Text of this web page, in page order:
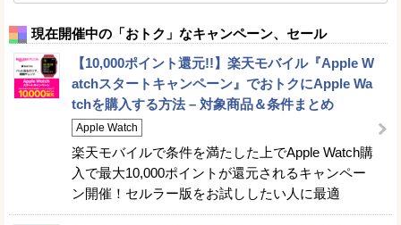
現在開催中の「おトク」なキャンペーン、セール
【10,000ポイント還元!!】楽天モバイル『Apple W
atchスタートキャンペーン』でおトクにApple Wa
tchを購入する方法 – 対象商品＆条件まとめ
Apple Watch
楽天モバイルで条件を満たした上でApple Watch購
入で最大10,000ポイントが還元されるキャンペー
ン開催！セルラー版をお試ししたい人に最適